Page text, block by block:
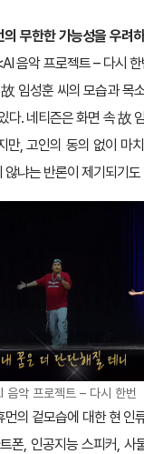
무한한 가능성을 우려
음악 프로젝트 – 다시
故 임성훈 씨의 모습과 목
다. 네티즌은 화면 속 故
만, 고인의 동의 없이 마
않냐는 반론이 제기되기도
음악 프로젝트 – 다시 한번
먼의 겉모습에 대한 현 인
폰, 인공지능 스피커, 사